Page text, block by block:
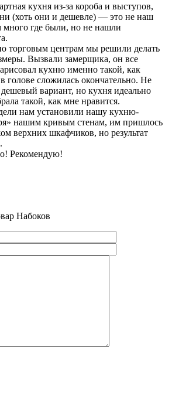
кухня из-за короба и выступов,
(хоть они и дешевле) — это не наш
где были, но не нашли
торговым центрам мы решили делать
Вызвали замерщика, он все
кухню именно такой, как
голове сложилась окончательно. Не
вариант, но кухня идеально
такой, как мне нравится.
нам установили нашу кухню-
нашим кривым стенам, им пришлось
верхних шкафчиков, но результат
Рекомендую!
Набоков